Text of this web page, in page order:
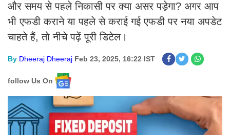
और समय से पहले निकासी पर क्या असर पड़ेगा? अगर आप
भी एफडी कराने या पहले से कराई गई एफडी पर नया अपडेट
चाहते हैं, तो नीचे पढ़ें पूरी डिटेल।
By Dheeraj Dheeraj Feb 23, 2025, 16:22 IST
follow Us On